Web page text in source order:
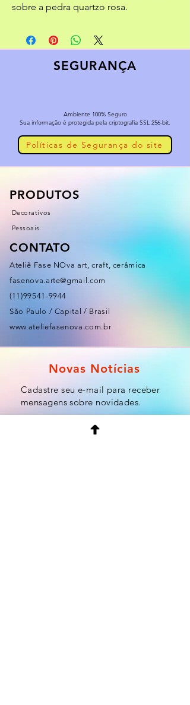
sobre a pedra quartzo rosa.
SEGURANÇA
Ambiente 100% Seguro
Sua informação é protegida pela criptografia SSL 256-bit.
Políticas de Segurança do site
PRODUTOS
Decorativos
Pessoais
CONTATO
Ateliê Fase NOva art, craft, cerâmica
fasenova.arte@gmail.com
(11)99541-9944
São Paulo / Capital / Brasil
www.ateliefasenova.com.br
Novas Notícias
Cadastre seu e-mail para receber
mensagens sobre novidades.